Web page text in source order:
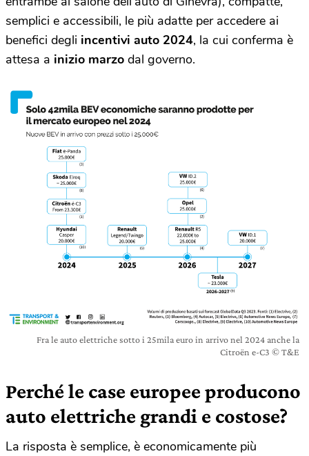
semplici e accessibili, le più adatte per accedere ai
benefici degli incentivi auto 2024, la cui conferma è
attesa a inizio marzo dal governo.
Fra le auto elettriche sotto i 25mila euro in arrivo nel 2024 anche la
Citroën e-C3 © T&E
Perché le case europee producono
auto elettriche grandi e costose?
La risposta è semplice, è economicamente più